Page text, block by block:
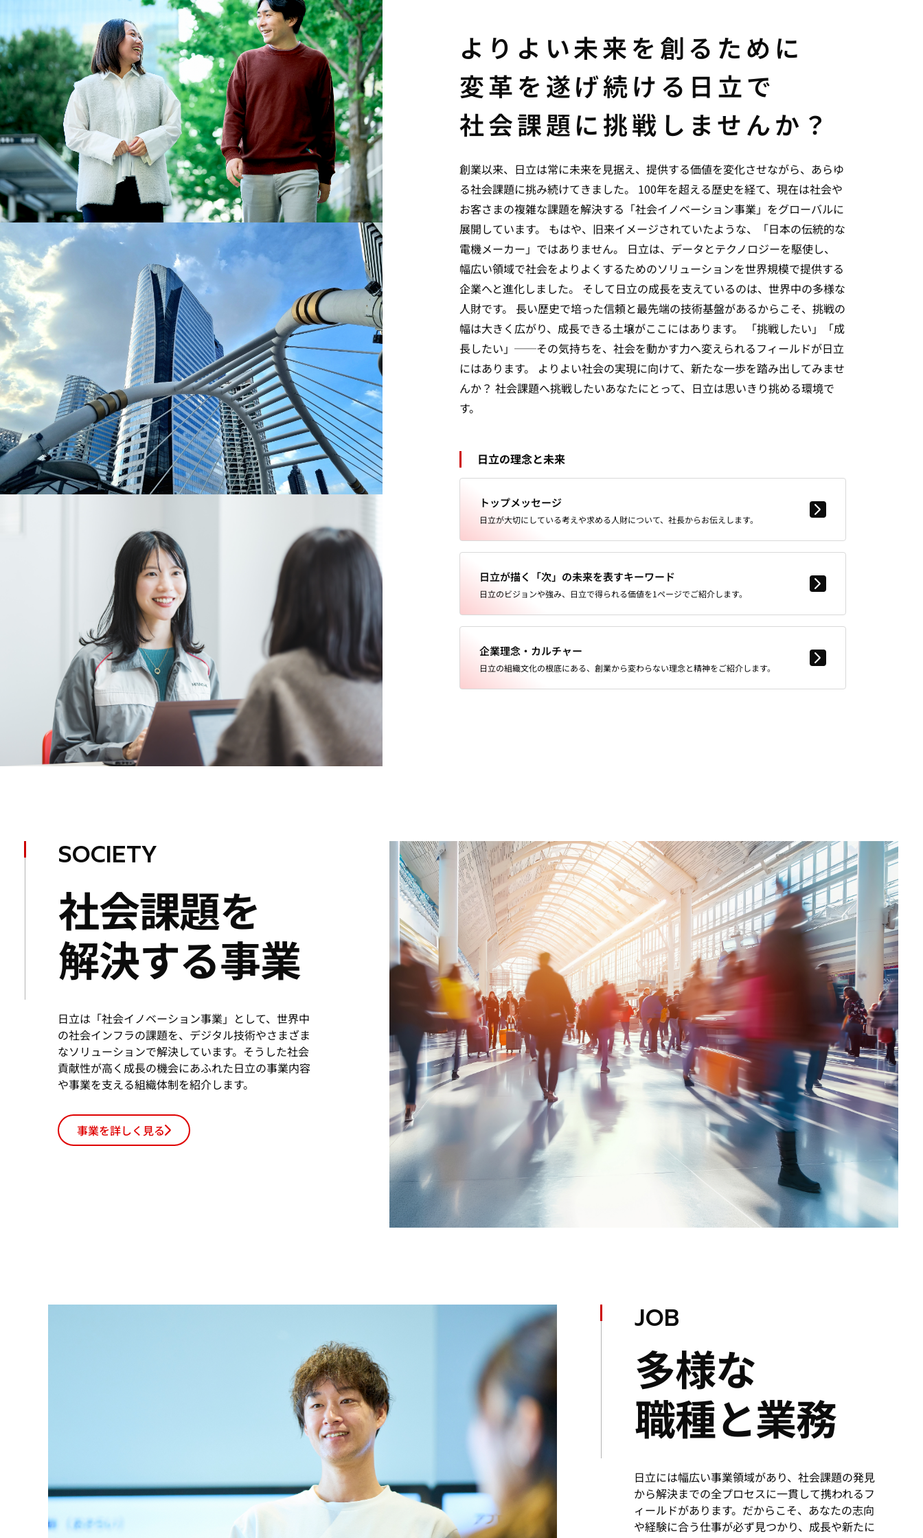
よりよい未来を創るために
変革を遂げ続ける日立で
社会課題に挑戦しませんか？
創業以来、日立は常に未来を見据え、提供する価値を変化させながら、あらゆ
る社会課題に挑み続けてきました。 100年を超える歴史を経て、現在は社会や
お客さまの複雑な課題を解決する「社会イノベーション事業」をグローバルに
展開しています。 もはや、旧来イメージされていたような、「日本の伝統的な
電機メーカー」ではありません。 日立は、データとテクノロジーを駆使し、
幅広い領域で社会をよりよくするためのソリューションを世界規模で提供する
企業へと進化しました。 そして日立の成長を支えているのは、世界中の多様な
人財です。長い歴史で培った信頼と最先端の技術基盤があるからこそ、挑戦の
幅は大きく広がり、成長できる土壌がここにはあります。
「挑戦したい」「成
長したい」──その気持ちを、社会を動かす力へ変えられるフィールドが日立
にはあります。 よりよい社会の実現に向けて、新たな一歩を踏み出してみませ
んか？社会課題へ挑戦したいあなたにとって、日立は思いきり挑める環境で
す。
日立の理念と未来
トップメッセージ
日立が大切にしている考えや求める人財について、社長からお伝えします。
日立が描く「次」の未来を表すキーワード
日立のビジョンや強み、日立で得られる価値を1ページでご紹介します。
企業理念・カルチャー
日立の組織文化の根底にある、創業から変わらない理念と精神をご紹介します。
SOCIETY
社会課題を
解決する事業
日立は「社会イノベーション事業」として、世界中
の社会インフラの課題を、デジタル技術やさまざま
なソリューションで解決しています。そうした社会
貢献性が高く成長の機会にあふれた日立の事業内容
や事業を支える組織体制を紹介します。
事業を詳しく見る
JOB
多様な
職種と業務
日立には幅広い事業領域があり、社会課題の発見
から解決までの全プロセスに一貫して携われるフ
ィールドがあります。だからこそ、あなたの志向
や経験に合う仕事が必ず見つかり、成長や新たに